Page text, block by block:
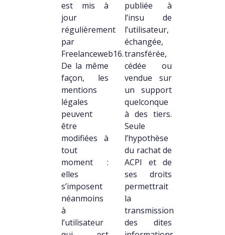
est mis à
jour
régulièrement
par
Freelanceweb16.
De la même
façon, les
mentions
légales
peuvent
être
modifiées à
tout
moment :
elles
s’imposent
néanmoins
à
l’utilisateur
publiée à
l’insu de
l’utilisateur,
échangée,
transférée,
cédée ou
vendue sur
un support
quelconque
à des tiers.
Seule
l’hypothèse
du rachat de
ACPI et de
ses droits
permettrait
la
transmission
des dites